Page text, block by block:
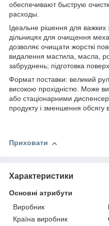
обеспечивают быструю
расходы.
Ідеальне рішення для
дільницях для очищення
дозволяє очищати жорсткі
видалення мастила, масла,
забруднень; підготовка
Формат поставки: великий
високою прохідністю. Може
або стаціонарними
продукту і зменшення обсягу
Приховати
Характеристики
Основні атрибути
Виробник
Країна виробник